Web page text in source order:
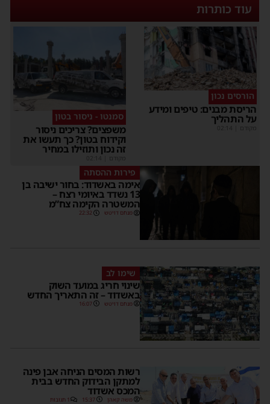
עוד כותרות
הורסים נכון
הריסת מבנים: טיפים ומידע
על התהליך סמנטו - ניסור בטון
משפצים? צריכים ניסור
וקידוח בטון? כך תעשו את
זה נכון ותוזילו במחיר
פירות ההסתה
אימה באשדוד: בחור ישיבה בן
13 נשדד באיומי רצח –
המשטרה הקימה צח”מ
מנחם דויטש 22:32
שימו לב
שינוי חריג במועד השוק
באשדוד – זה התאריך החדש
מנחם דויטש 16:07
רשות המסים הניחה אבן פינה
למתקן הבידוק החדש בבית
המכס אשדוד
משה קאהן 15:37 1 תגובות